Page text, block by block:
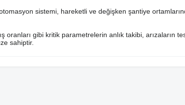
sistemi, hareketli ve değişken şantiye
oranları gibi kritik parametrelerin anlık takibi, arızaların
sahiptir.